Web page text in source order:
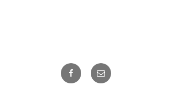
FacebookEmail